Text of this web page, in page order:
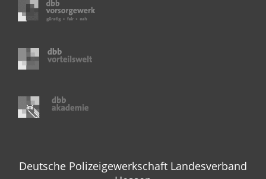
Deutsche Polizeigewerkschaft Landesverband